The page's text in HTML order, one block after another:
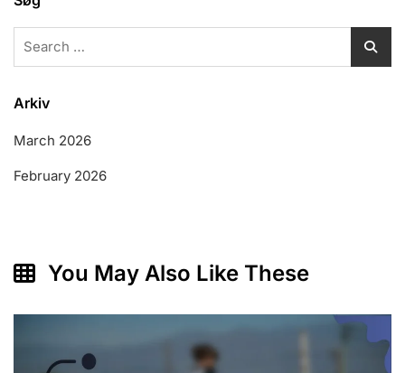
Arkiv
March 2026
February 2026
You May Also Like These